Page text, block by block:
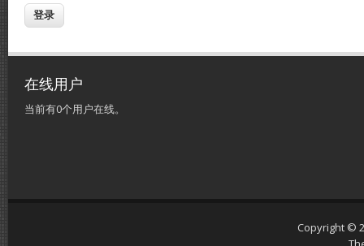
在线用户
当前有0个用户在线。
Copyright ©